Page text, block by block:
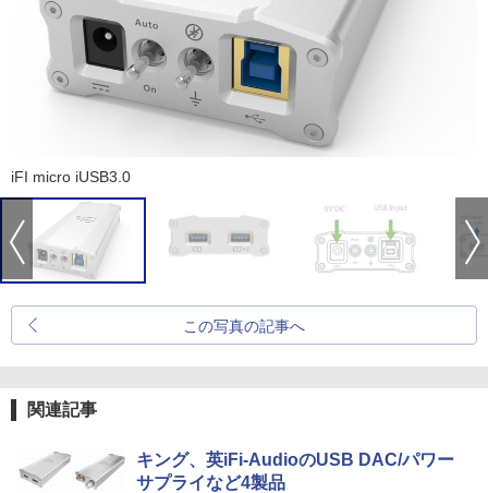
iFI micro iUSB3.0
この写真の記事へ
関連記事
キング、英iFi-AudioのUSB DAC/パワー
サプライなど4製品